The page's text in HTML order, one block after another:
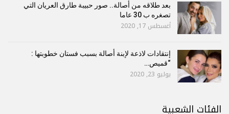
بعد طلاقه من أصالة.. صور حبيبة طارق العريان التي
تصغره ب 30 عاما
أغسطس 17, 2020
إنتقادات لاذعة لإبنة أصالة بسبب فستان خطوبتها :
“قميص…
يوليو 23, 2020
الفئات الشعبية